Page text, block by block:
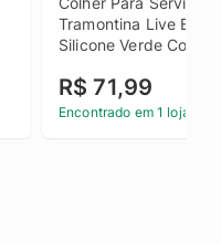
Tramontina Live Em
Silicone Verde Com
R$ 71,99
Encontrado em 1 loja